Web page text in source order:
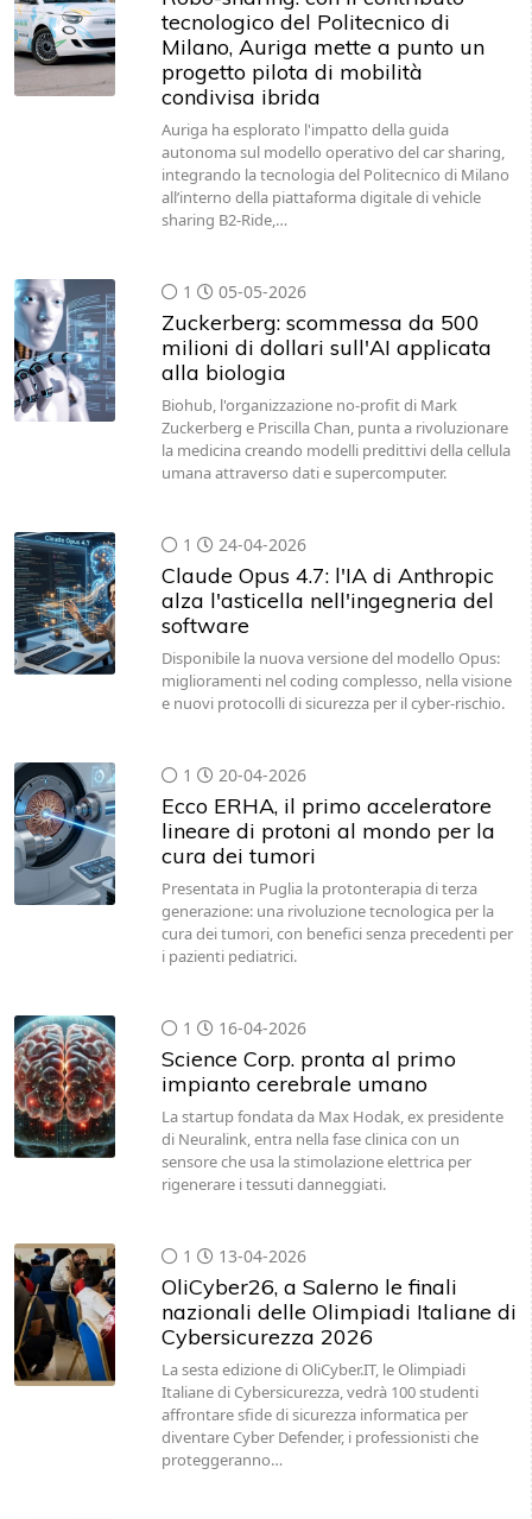
tecnologico del Politecnico di
Milano, Auriga mette a punto un
progetto pilota di mobilità
condivisa ibrida
Auriga ha esplorato l'impatto della guida
autonoma sul modello operativo del car sharing,
integrando la tecnologia del Politecnico di Milano
all’interno della piattaforma digitale di vehicle
sharing B2-Ride,…
1 05-05-2026
Zuckerberg: scommessa da 500
milioni di dollari sull'AI applicata
alla biologia
Biohub, l'organizzazione no-profit di Mark
Zuckerberg e Priscilla Chan, punta a rivoluzionare
la medicina creando modelli predittivi della cellula
umana attraverso dati e supercomputer.
1 24-04-2026
Claude Opus 4.7: l'IA di Anthropic
alza l'asticella nell'ingegneria del
software
Disponibile la nuova versione del modello Opus:
miglioramenti nel coding complesso, nella visione
e nuovi protocolli di sicurezza per il cyber-rischio.
1 20-04-2026
Ecco ERHA, il primo acceleratore
lineare di protoni al mondo per la
cura dei tumori
Presentata in Puglia la protonterapia di terza
generazione: una rivoluzione tecnologica per la
cura dei tumori, con benefici senza precedenti per
i pazienti pediatrici.
1 16-04-2026
Science Corp. pronta al primo
impianto cerebrale umano
La startup fondata da Max Hodak, ex presidente
di Neuralink, entra nella fase clinica con un
sensore che usa la stimolazione elettrica per
rigenerare i tessuti danneggiati.
1 13-04-2026
OliCyber26, a Salerno le finali
nazionali delle Olimpiadi Italiane di
Cybersicurezza 2026
La sesta edizione di OliCyber.IT, le Olimpiadi
Italiane di Cybersicurezza, vedrà 100 studenti
affrontare sfide di sicurezza informatica per
diventare Cyber Defender, i professionisti che
proteggeranno…